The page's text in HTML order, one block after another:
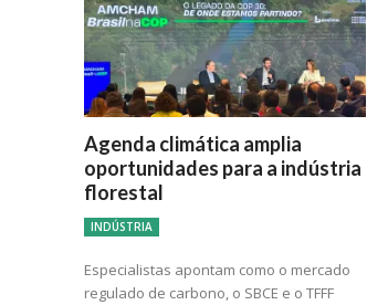
Agenda climática amplia
oportunidades para a indústria
florestal
INDÚSTRIA
Especialistas apontam como o mercado
regulado de carbono, o SBCE e o TFFF